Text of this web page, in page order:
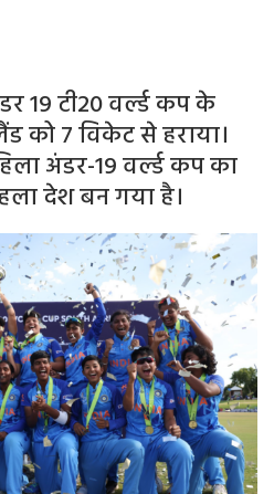
19 टी20 वर्ल्ड कप के
को 7 विकेट से हराया।
अंडर-19 वर्ल्ड कप का
देश बन गया है।